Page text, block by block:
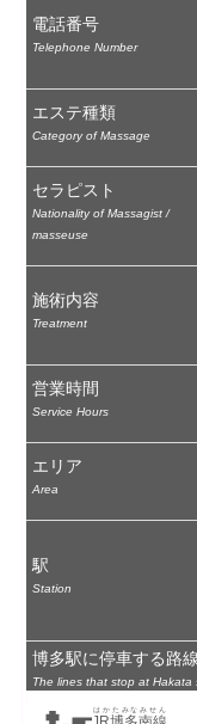
電話番号
Telephone Number
エステ種類
Category of Massage
セラピスト
Nationality of Massagist /
masseuse
施術内容
Treatment
営業時間
Service Hours
エリア
Area
駅
Station
博多駅に停車する路
The lines that stop at Hakata
はかたみなみせん